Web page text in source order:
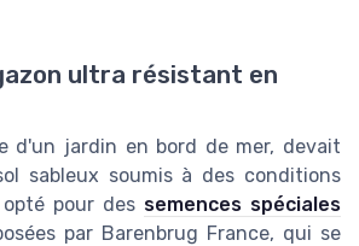
ultra résistant en
d'un jardin en bord de mer, devait
sableux soumis à des conditions
pour des semences spéciales
par Barenbrug France, qui se